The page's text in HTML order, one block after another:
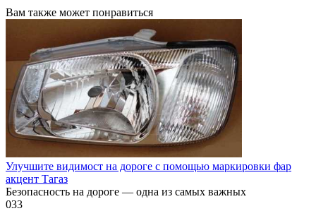
Вам также может понравиться
Улучшите видимост на дороге с помощью маркировки фар
акцент Тагаз
Безопасность на дороге — одна из самых важных
033